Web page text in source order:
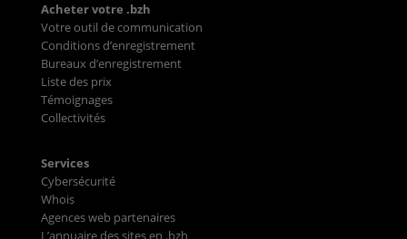
Acheter votre .bzh
Votre outil de communication
Conditions d’enregistrement
Bureaux d’enregistrement
Liste des prix
Témoignages
Collectivités
Services
Cybersécurité
Whois
Agences web partenaires
L’annuaire des sites en .bzh